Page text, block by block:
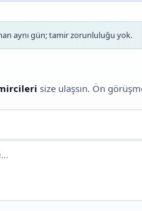
aynı gün; tamir zorunluluğu yok.
size ulaşsın. Ön